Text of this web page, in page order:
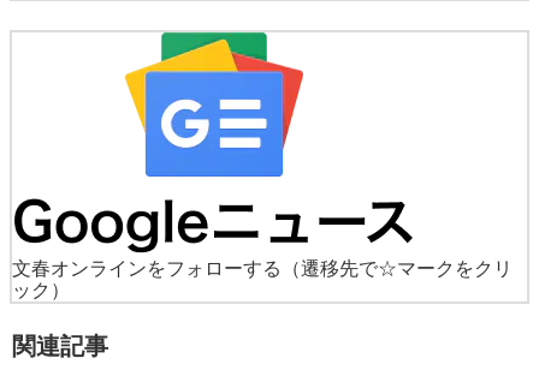
文春オンラインをフォローする
（遷移先で☆マークをクリ
ック）
関連記事